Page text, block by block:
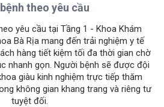
theo yêu cầu
yêu cầu tại Tầng 1 - Khoa Khám
Bà Rịa mang đến trải nghiệm y tế
hàng tiết kiệm tối đa thời gian chờ
nhanh gọn. Người bệnh sẽ được đội
giàu kinh nghiệm trực tiếp thăm
không gian khang trang và riêng tư
tuyệt đối.